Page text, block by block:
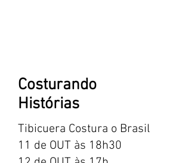
Costurando
Histórias
Tibicuera Costura o Brasil
11 de OUT às 18h30